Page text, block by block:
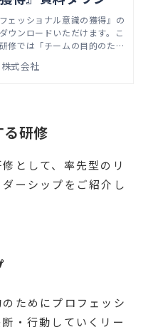
フェッショナル意識の獲得』の
ウンロードいただけます。こ
修では「チームの目的のため
うプロフェッショナル意識を
式会社
る研修
として、率先型のリ
ーシップをご紹介し
ためにプロフェッシ
・行動していくリー